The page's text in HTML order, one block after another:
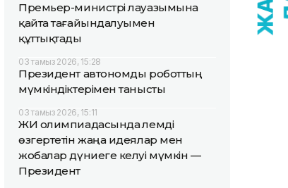
Премьер-министрі лауазымына
қайта тағайындалуымен
құттықтады
03 тамыз 2026, 15:28
Президент автономды роботтың
мүмкіндіктерімен танысты
03 тамыз 2026, 15:11
ЖИ олимпиадасында әлемді
өзгертетін жаңа идеялар мен
жобалар дүниеге келуі мүмкін —
Президент